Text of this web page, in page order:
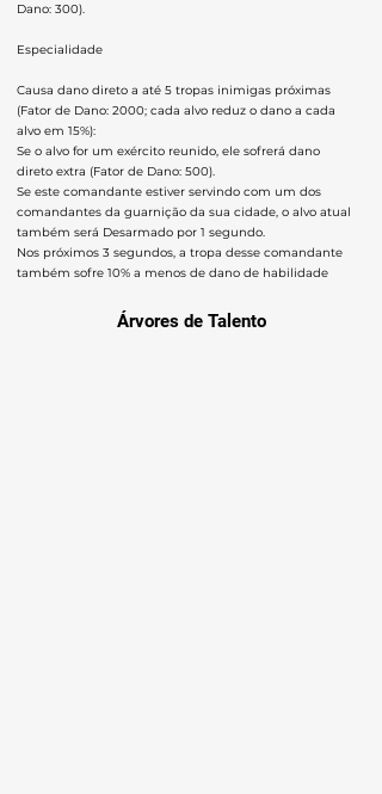
Dano: 300).
Especialidade
Causa dano direto a até 5 tropas inimigas próximas
(Fator de Dano: 2000; cada alvo reduz o dano a cada
alvo em 15%):
Se o alvo for um exército reunido, ele sofrerá dano
direto extra (Fator de Dano: 500).
Se este comandante estiver servindo com um dos
comandantes da guarnição da sua cidade, o alvo atual
também será Desarmado por 1 segundo.
Nos próximos 3 segundos, a tropa desse comandante
também sofre 10% a menos de dano de habilidade
Árvores de Talento